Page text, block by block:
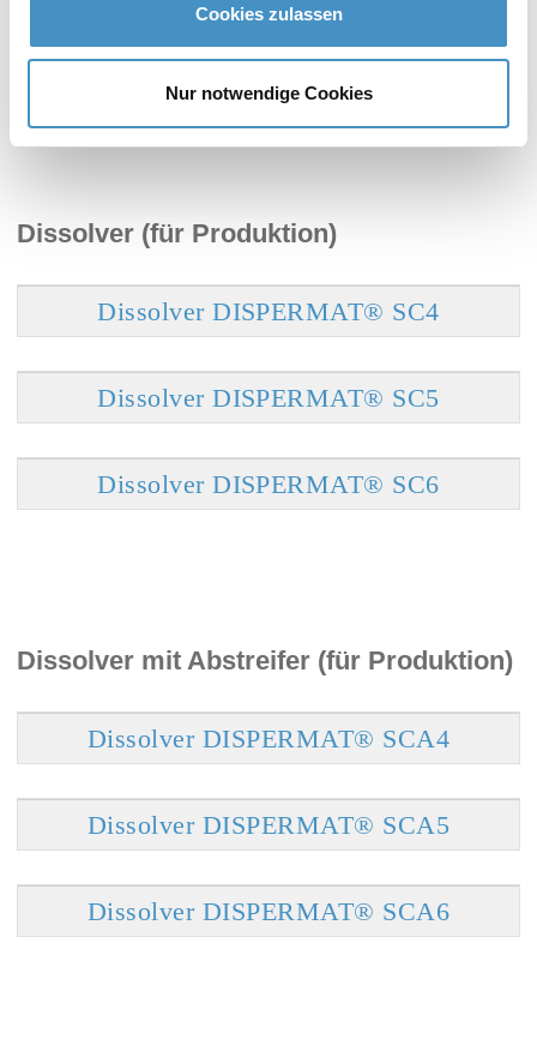
Cookies zulassen
Nur notwendige Cookies
Dissolver DISPERMAT® AE
Dissolver (für Produktion)
Dissolver DISPERMAT® SC4
Dissolver DISPERMAT® SC5
Dissolver DISPERMAT® SC6
Dissolver mit Abstreifer (für Produktion)
Dissolver DISPERMAT® SCA4
Dissolver DISPERMAT® SCA5
Dissolver DISPERMAT® SCA6